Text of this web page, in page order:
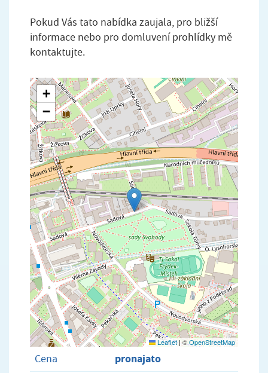
Pokud Vás tato nabídka zaujala, pro bližší
informace nebo pro domluvení prohlídky mě
kontaktujte.
+
−
Leaflet |©OpenStreetMap
Cena pronajato